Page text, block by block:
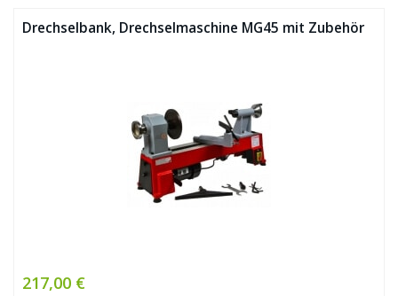
Drechselbank, Drechselmaschine MG45 mit Zubehör
217,00 €